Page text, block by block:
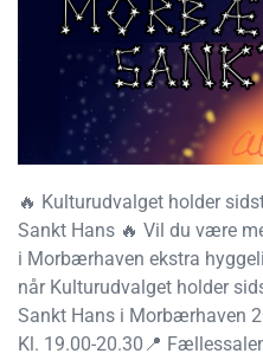
🔥 Kulturudvalget holder
Sankt Hans 🔥 Vil du være
i Morbærhaven ekstra
når Kulturudvalget holder
Sankt Hans i Morbærhaven
Kl. 19.00-20.30📍